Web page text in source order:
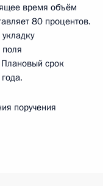
время объём
80 процентов.
поля
срок
поручения